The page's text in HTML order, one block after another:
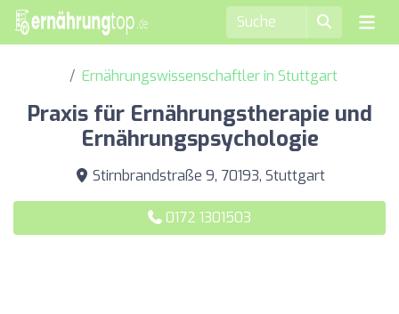
Ernährungswissenschaftler in Stuttgart
Praxis für Ernährungstherapie und
Ernährungspsychologie
Stirnbrandstraße 9, 70193, Stuttgart
0172 1301503